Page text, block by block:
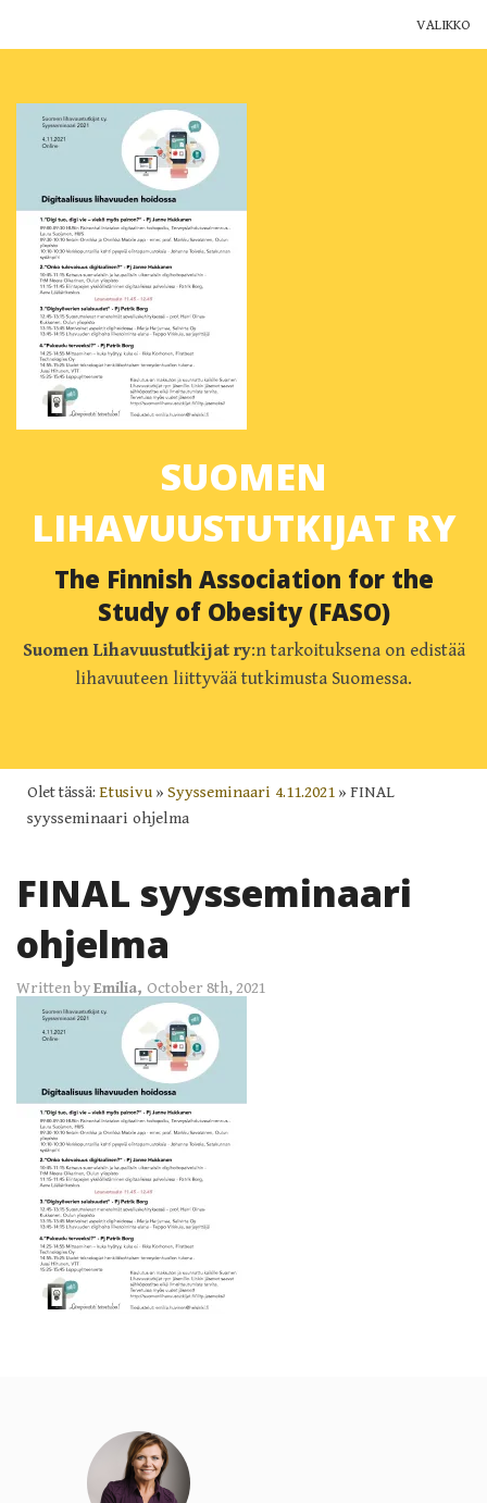
VALIKKO
Jäsenyys
Ajankohtaista
Yhteystiedot
Muut yhdistykset
Lihavuustutkimus Suomessa
Blogi
SUOMEN
LIHAVUUSTUTKIJAT RY
The Finnish Association for the
Study of Obesity (FASO)
Suomen Lihavuustutkijat ry:n tarkoituksena on edistää
lihavuuteen liittyvää tutkimusta Suomessa.
Olet tässä: Etusivu » Syysseminaari 4.11.2021 » FINAL
syysseminaari ohjelma
FINAL syysseminaari
ohjelma
Written byEmilia, October 8th, 2021